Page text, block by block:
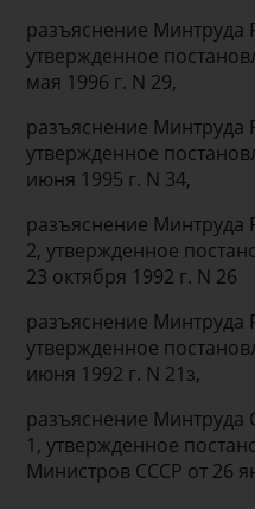
разъяснение Минтруда
утвержденное
мая 1996 г. N 29,
разъяснение Минтруда
утвержденное
июня 1995 г. N 34,
разъяснение Минтруда
2, утвержденное
23 октября 1992 г. N 26
разъяснение Минтруда
утвержденное
июня 1992 г. N 21з,
разъяснение Минтруда
1, утвержденное
Министров СССР от 26